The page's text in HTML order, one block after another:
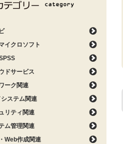
イクロソフト
ドサービス
ーク関連
ステム関連
リティ関連
ム管理関連
Web作成関連